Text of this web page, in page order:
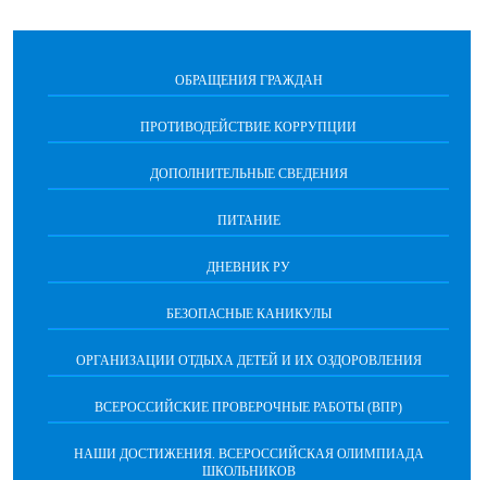
ОБРАЩЕНИЯ ГРАЖДАН
ПРОТИВОДЕЙСТВИЕ КОРРУПЦИИ
ДОПОЛНИТЕЛЬНЫЕ СВЕДЕНИЯ
ПИТАНИЕ
ДНЕВНИК РУ
БЕЗОПАСНЫЕ КАНИКУЛЫ
ОРГАНИЗАЦИИ ОТДЫХА ДЕТЕЙ И ИХ ОЗДОРОВЛЕНИЯ
ВСЕРОССИЙСКИЕ ПРОВЕРОЧНЫЕ РАБОТЫ (ВПР)
НАШИ ДОСТИЖЕНИЯ. ВСЕРОССИЙСКАЯ ОЛИМПИАДА
ШКОЛЬНИКОВ